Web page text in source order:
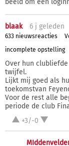
beeld om een
blaak 6 j geleden
633 nieuwsreacties
incomplete opstelling
Over hun
twijfel.
Lijkt mij goed als
toekomstvan
Voor de rest alle
periode de club
+3/-0